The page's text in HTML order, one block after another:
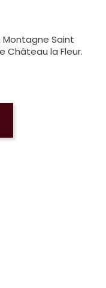
Saint
Château la Fleur.